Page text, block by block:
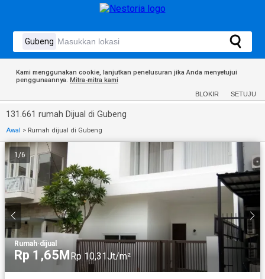
Kami menggunakan cookie, lanjutkan penelusuran jika Anda menyetujui
penggunaannya. Mitra-mitra kami
BLOKIR SETUJU
131.661 rumah Dijual di Gubeng
Awal > Rumah dijual di Gubeng
1 /6
Rumah·dijual
Rp 1,65MRp 10,31Jt/m²